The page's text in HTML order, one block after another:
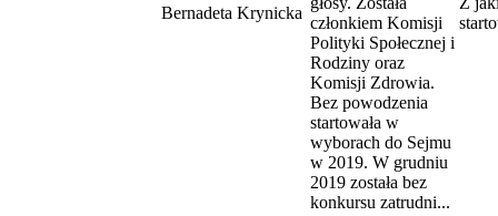
Bernadeta Krynicka
członkiem Komisji
Polityki Społecznej i
Rodziny oraz
Komisji Zdrowia.
Bez powodzenia
startowała w
wyborach do Sejmu
w 2019. W grudniu
2019 została bez
konkursu zatrudni...